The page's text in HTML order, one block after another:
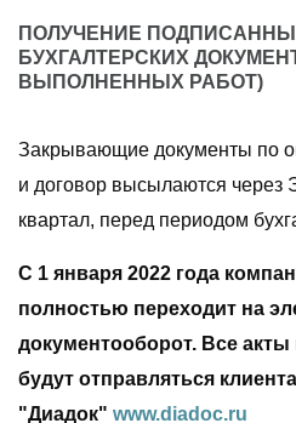
ПОЛУЧЕНИЕ
БУХГАЛТЕРСКИХ
ВЫПОЛНЕННЫХ РАБОТ)
Закрывающие документы по
и договор высылаются через
квартал, перед периодом
С 1 января 2022 года
полностью переходит на
документооборот. Все
будут отправляться
"Диадок" www.diadoc.ru